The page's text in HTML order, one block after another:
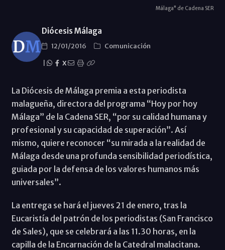
Málaga" de Cadena SER
Diócesis Málaga
12/01/2016
Comunicación
X
La Diócesis de Málaga premia a esta periodista
malagueña, directora del programa “Hoy por hoy
Málaga” de la Cadena SER, “por su calidad humana y
profesional y su capacidad de superación”. Así
mismo, quiere reconocer “su mirada a la realidad de
Málaga desde una profunda sensibilidad periodística,
guiada por la defensa de los valores humanos más
universales”.
La entrega se hará el jueves 21 de enero, tras la
Eucaristía del patrón de los periodistas (San Francisco
de Sales), que se celebrará a las 11.30 horas, en la
capilla de la Encarnación de la Catedral malacitana.